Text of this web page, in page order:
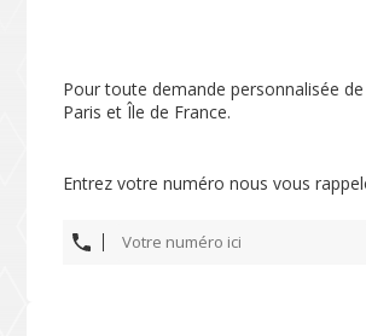
Pour toute demande personnalisée
Paris et Île de France.
Entrez votre numéro nous vous